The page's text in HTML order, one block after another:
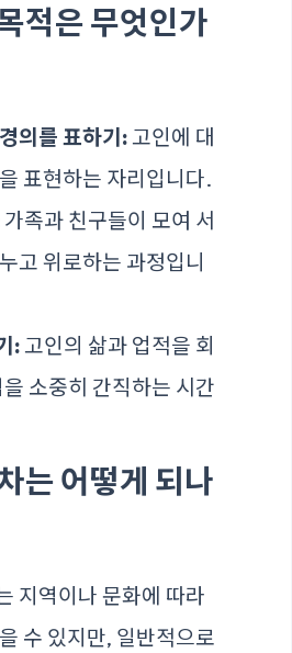
적은 무엇인가
의를 표하기: 고인에 대
표현하는 자리입니다.
가족과 친구들이 모여 서
고 위로하는 과정입니
: 고인의 삶과 업적을 회
소중히 간직하는 시간
는 어떻게 되나
지역이나 문화에 따라
수 있지만, 일반적으로